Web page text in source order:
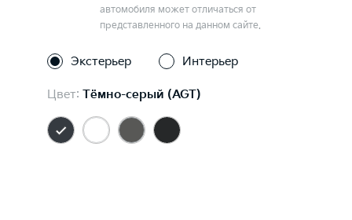
автомобиля может отличаться от
представленного на данном сайте.
Экстерьер Интерьер
Цвет: Тёмно-серый (AGT)